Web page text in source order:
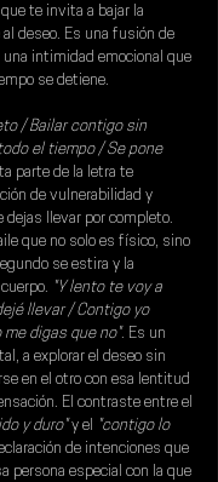
te invita a bajar la
deseo. Es una fusión de
intimidad emocional que
se detiene.
/ Bailar contigo sin
el tiempo / Se pone
parte de la letra te
de vulnerabilidad y
llevar por completo.
que no solo es físico, sino
se estira y la
"Y lento te voy a
llevar / Contigo yo
digas que no". Es un
a explorar el deseo sin
en el otro con esa lentitud
El contraste entre el
y duro" y el
"contigo lo
de intenciones que
persona especial con la que